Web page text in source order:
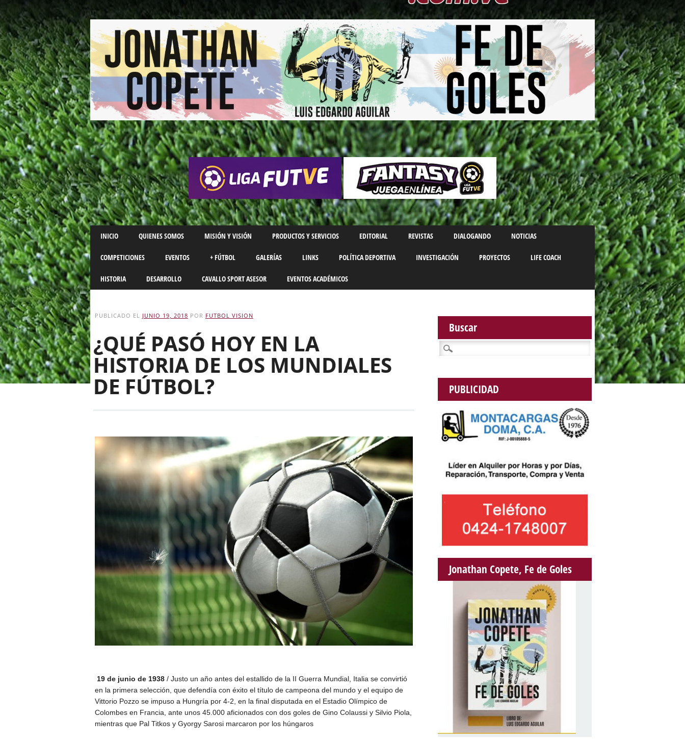
Main menu
Skip
to
content
INICIO QUIENES SOMOS MISIÓN Y VISIÓN PRODUCTOS Y SERVICIOS EDITORIAL REVISTAS DIALOGANDO NOTICIAS
COMPETICIONES EVENTOS + FÚTBOL GALERÍAS LINKS POLÍTICA DEPORTIVA INVESTIGACIÓN PROYECTOS LIFE COACH
HISTORIA DESARROLLO CAVALLO SPORT ASESOR EVENTOS ACADÉMICOS
PUBLICADO EL JUNIO 19, 2018 POR FUTBOL VISION
¿QUÉ PASÓ HOY EN LA
HISTORIA DE LOS MUNDIALES
DE FÚTBOL?
19 de junio de 1938/ Justo un año antes del estallido de la II Guerra Mundial, Italia se convirtió
en la primera selección, que defendía con éxito el título de campeona del mundo y el equipo de
Vittorio Pozzo se impuso a Hungría por 4-2, en la final disputada en el Estadio Olímpico de
Colombes en Francia, ante unos 45.000 aficionados con dos goles de Gino Colaussi y Silvio Piola,
mientras que Pal Titkos y Gyorgy Sarosi marcaron por los húngaros
Buscar
Buscar:
PUBLICIDAD
Jonathan Copete, Fe de Goles